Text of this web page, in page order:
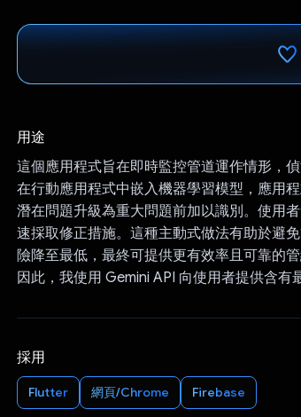
用途
這個應用程式旨在即時監控管道運作情形，
在行動應用程式中嵌入機器學習模型，應用
潛在問題升級為重大問題前加以識別。使用
速採取修正措施。這種主動式做法有助於避
險降至最低，最終可提供更有效率且可靠的管
因此，我使用 Gemini API 向使用者提供含
採用
Flutter 網頁/Chrome Firebase